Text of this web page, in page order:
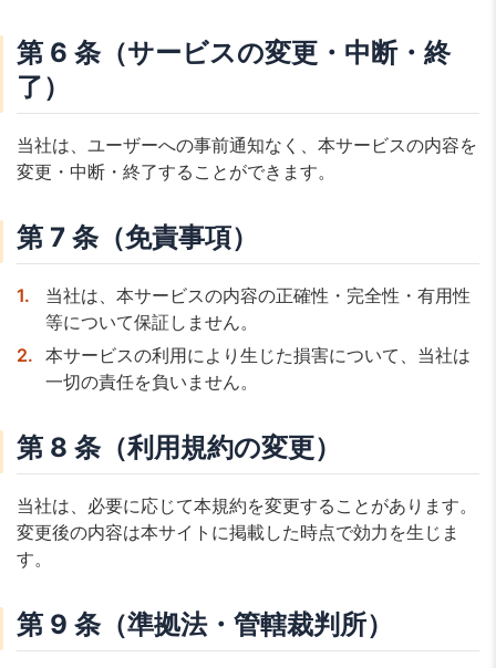
第 6 条（サービスの変更・中断・終
了）
当社は、ユーザーへの事前通知なく、本サービスの内容を
変更・中断・終了することができます。
第 7 条（免責事項）
当社は、本サービスの内容の正確性・完全性・有用性
等について保証しません。
本サービスの利用により生じた損害について、当社は
一切の責任を負いません。
第 8 条（利用規約の変更）
当社は、必要に応じて本規約を変更することがあります。
変更後の内容は本サイトに掲載した時点で効力を生じま
す。
第 9 条（準拠法・管轄裁判所）